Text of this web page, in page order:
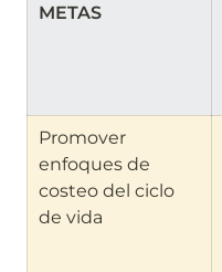
METAS
Promover
enfoques de
costeo del ciclo
de vida